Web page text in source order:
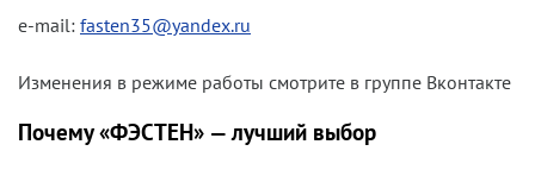
e-mail: fasten35@yandex.ru
Изменения в режиме работы смотрите в группе Вконтакте
Почему «ФЭСТЕН» — лучший выбор